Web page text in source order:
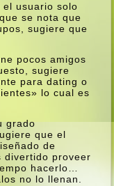
usuario solo
se nota que
sugiere que
pocos amigos
sugiere
para dating o
lo cual es
grado
que el
de
divertido proveer
hacerlo…
no lo llenan.